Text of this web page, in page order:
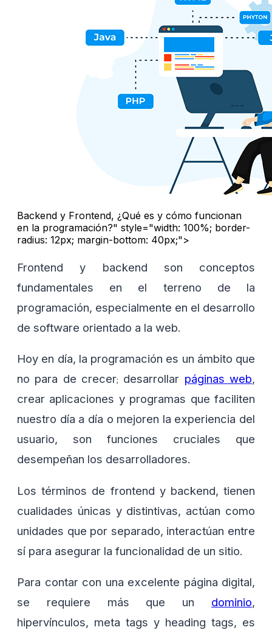
Backend y Frontend, ¿Qué es y cómo funcionan
en la programación?" style="width: 100%; border-
radius: 12px; margin-bottom: 40px;">
Frontend y backend son conceptos
fundamentales en el terreno de la
programación, especialmente en el desarrollo
de software orientado a la web.
Hoy en día, la programación es un ámbito que
no para de crecer; desarrollar páginas web,
crear aplicaciones y programas que faciliten
nuestro día a día o mejoren la experiencia del
usuario, son funciones cruciales que
desempeñan los desarrolladores.
Los términos de frontend y backend, tienen
cualidades únicas y distintivas, actúan como
unidades que por separado, interactúan entre
sí para asegurar la funcionalidad de un sitio.
Para contar con una excelente página digital,
se requiere más que un dominio,
hipervínculos, meta tags y heading tags, es